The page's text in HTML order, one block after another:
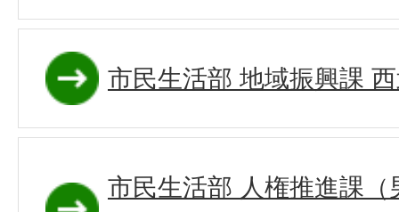
市民生活部 地域振興課
市民生活部 人権推進課